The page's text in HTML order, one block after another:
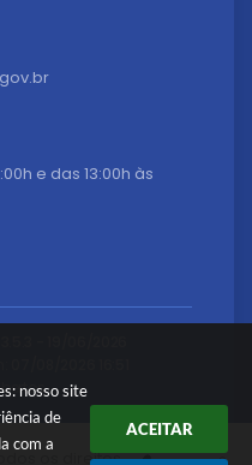
nosso site
de
com a
ACEITAR
e das 13:00h às
os direitos